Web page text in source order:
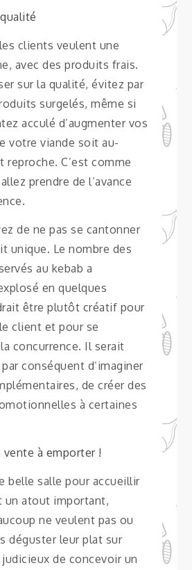
clients veulent une
avec des produits frais.
sur la qualité, évitez par
surgelés, même si
acculé d’augmenter vos
votre viande soit au-
reproche. C’est comme
prendre de l’avance
de ne pas se cantonner
unique. Le nombre des
au kebab a
en quelques
être plutôt créatif pour
client et pour se
concurrence. Il serait
conséquent d’imaginer
de créer des
à certaines
vente à emporter !
belle salle pour accueillir
un atout important,
ne veulent pas ou
déguster leur plat sur
de concevoir un